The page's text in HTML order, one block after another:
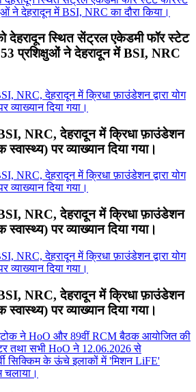
देहरादून स्थित सेंट्रल एकेडमी फॉर स्टेट
प्रशिक्षुओं ने देहरादून में BSI, NRC
NRC, देहरादून में क्रिधा फ़ाउंडेशन
स्वास्थ्य) पर व्याख्यान दिया गया।
NRC, देहरादून में क्रिधा फ़ाउंडेशन
स्वास्थ्य) पर व्याख्यान दिया गया।
NRC, देहरादून में क्रिधा फ़ाउंडेशन
स्वास्थ्य) पर व्याख्यान दिया गया।